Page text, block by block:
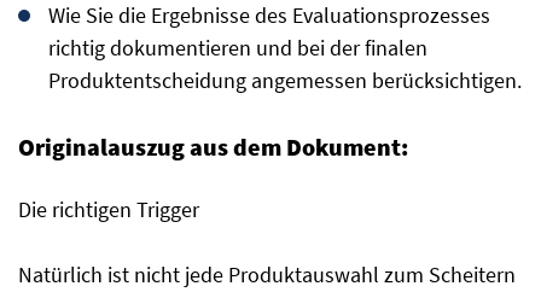
Wie Sie die Ergebnisse des Evaluationsprozesses
richtig dokumentieren und bei der finalen
Produktentscheidung angemessen berücksichtigen.
Originalauszug aus dem Dokument:
Die richtigen Trigger
Natürlich ist nicht jede Produktauswahl zum Scheitern